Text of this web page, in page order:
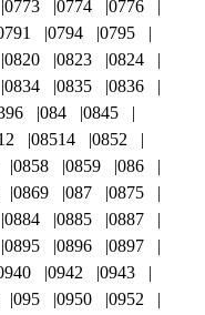
0773 0774
0776
0794
0795
0820 0823
0824
0834 0835
0836
084
0845
08514
0852
0858 0859
086
0869 087
0875
0884 0885
0887
0895 0896
0897
0942
0943
095 0950
0952